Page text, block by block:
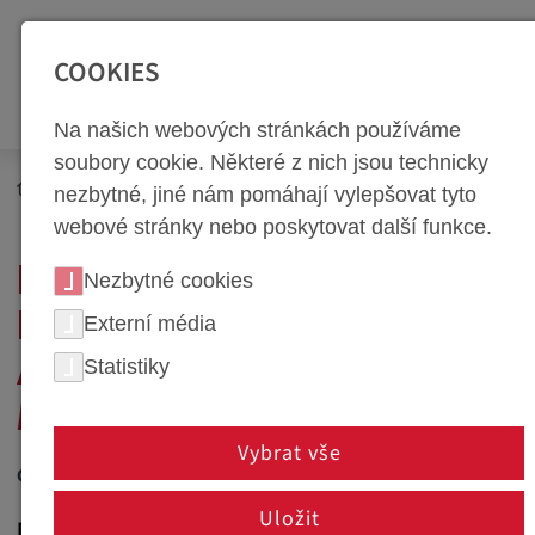
Zur Top Navigation springen [Alt+1]Zur Hauptnavigation
Newsroom Novinky
INDIVIDUÁLNÍ ŘEŠENÍ V
KONSTRUKCI MĚŘIDEL
A PŘÍPRAVKŮ PRO
MAXIMÁLNÍ PŘESNOST
01. července 2021
COOKIES
Na našich webových stránkách používáme
soubory cookie. Některé z nich jsou technicky
nezbytné, jiné nám pomáhají vylepšovat tyto
webové stránky nebo poskytovat další funkce.
Nezbytné cookies
Externí média
Statistiky
Vybrat vše
Uložit